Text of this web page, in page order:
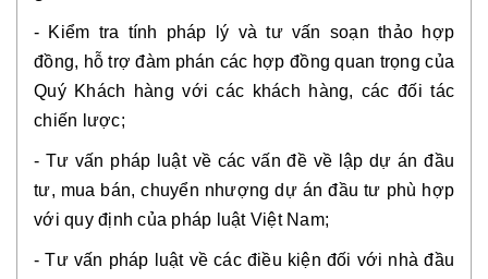
- Kiểm tra tính pháp lý và tư vấn soạn thảo hợp
đồng, hỗ trợ đàm phán các hợp đồng quan trọng của
Quý Khách hàng với các khách hàng, các đối tác
chiến lược;
- Tư vấn pháp luật về các vấn đề về lập dự án đầu
tư, mua bán, chuyển nhượng dự án đầu tư phù hợp
với quy định của pháp luật Việt Nam;
- Tư vấn pháp luật về các điều kiện đối với nhà đầu